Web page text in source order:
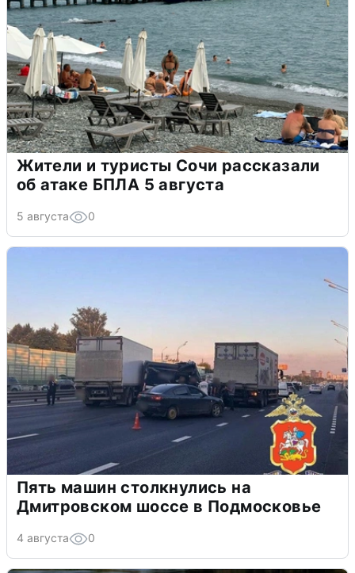
Жители и туристы Сочи рассказали
об атаке БПЛА 5 августа
5 августа 0
Пять машин столкнулись на
Дмитровском шоссе в Подмосковье
4 августа 0